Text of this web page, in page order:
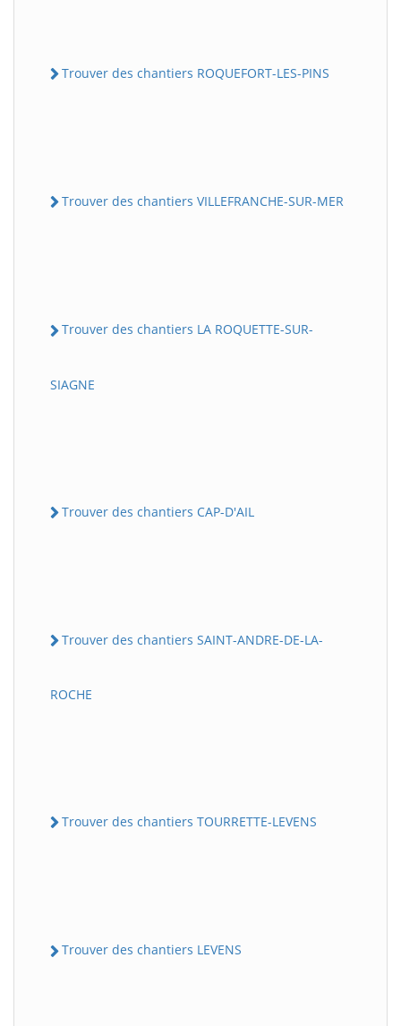
Trouver des chantiers ROQUEFORT-LES-PINS
Trouver des chantiers VILLEFRANCHE-SUR-MER
Trouver des chantiers LA ROQUETTE-SUR-
SIAGNE
Trouver des chantiers CAP-D'AIL
Trouver des chantiers SAINT-ANDRE-DE-LA-
ROCHE
Trouver des chantiers TOURRETTE-LEVENS
Trouver des chantiers LEVENS